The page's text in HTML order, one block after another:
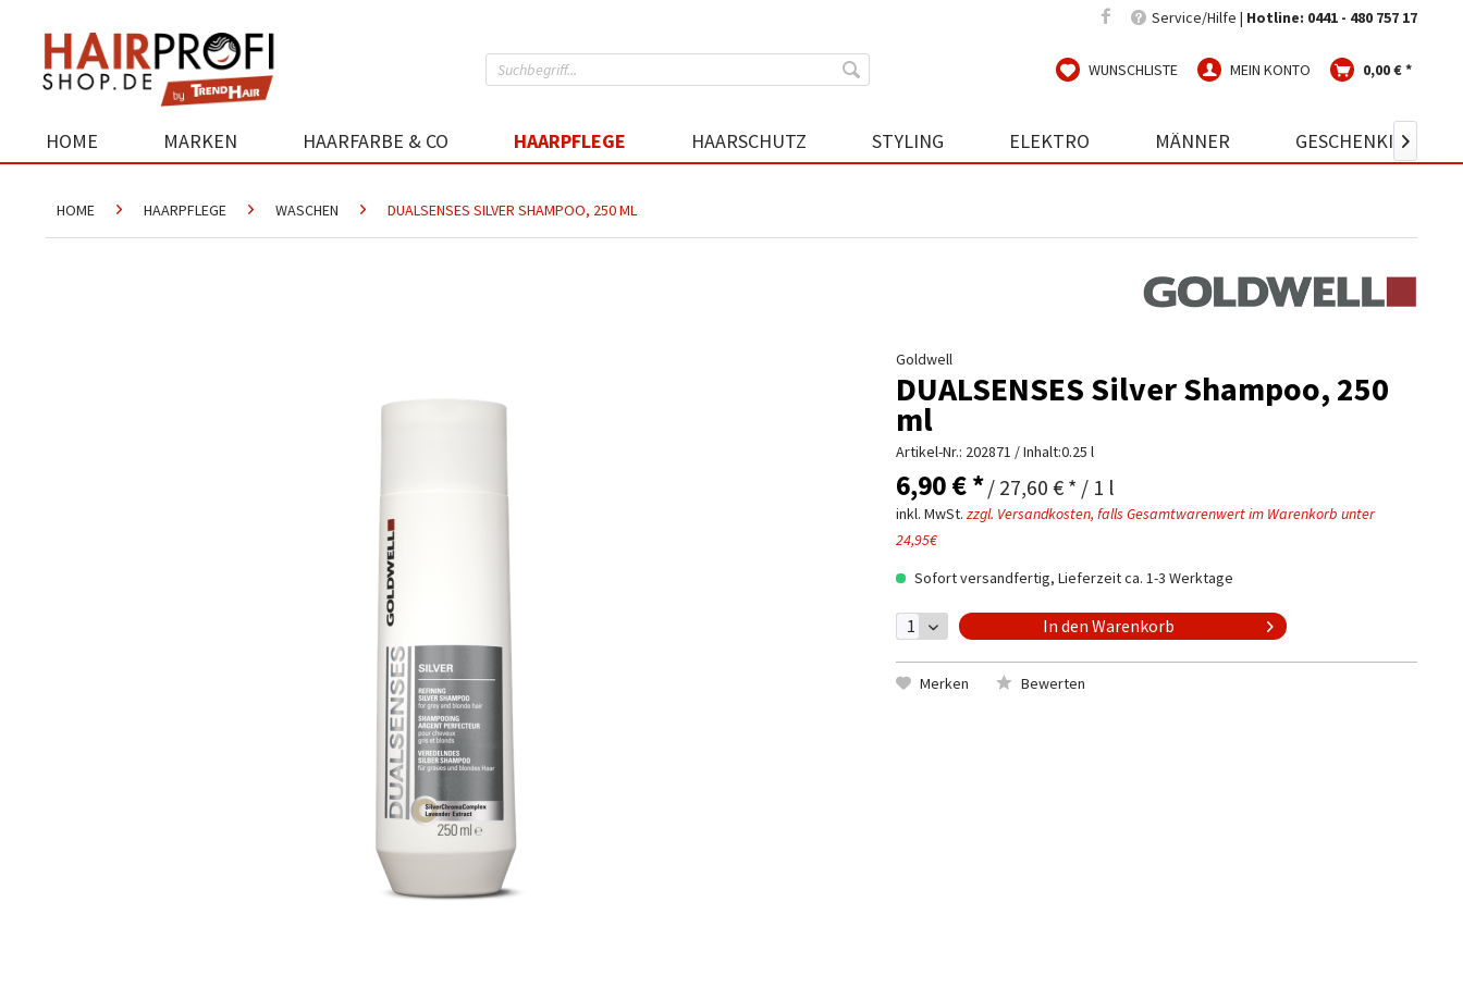
Service/Hilfe | Hotline: 0441 - 480 757 17
WUNSCHLISTE MEIN KONTO 0,00 € *
HOME MARKEN HAARFARBE & CO HAARPFLEGE HAARSCHUTZ STYLING ELEKTRO MÄNNER GESCHENKIDEEN

HOME HAARPFLEGE WASCHEN DUALSENSES SILVER SHAMPOO, 250 ML
Goldwell
DUALSENSES Silver Shampoo, 250
ml
Artikel-Nr.: 202871 / Inhalt:0.25 l
6,90 € */ 27,60 € * / 1 l
inkl. MwSt.zzgl. Versandkosten, falls Gesamtwarenwert im Warenkorb unter
24,95€
Sofort versandfertig, Lieferzeit ca. 1-3 Werktage
In den Warenkorb
Merken Bewerten